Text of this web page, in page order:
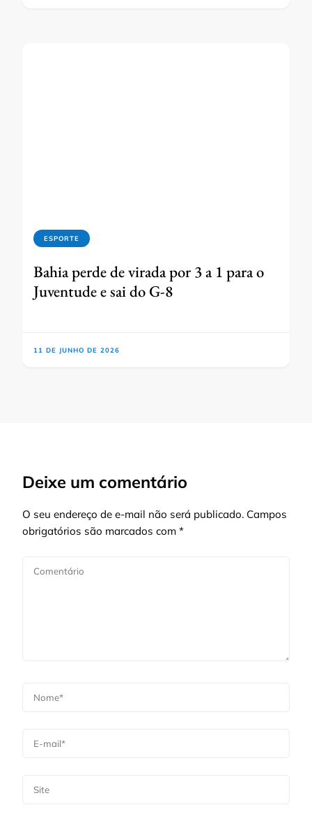
ESPORTE
Bahia perde de virada por 3 a 1 para o
Juventude e sai do G-8
11 DE JUNHO DE 2026
Deixe um comentário
O seu endereço de e-mail não será publicado. Campos
obrigatórios são marcados com *